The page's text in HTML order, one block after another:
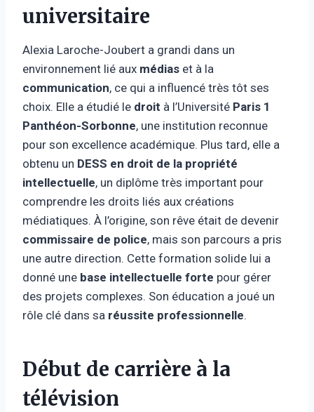
universitaire
Alexia Laroche-Joubert a grandi dans un
environnement lié aux médias et à la
communication, ce qui a influencé très tôt ses
choix. Elle a étudié le droit à l’Université Paris 1
Panthéon-Sorbonne, une institution reconnue
pour son excellence académique. Plus tard, elle a
obtenu un DESS en droit de la propriété
intellectuelle, un diplôme très important pour
comprendre les droits liés aux créations
médiatiques. À l’origine, son rêve était de devenir
commissaire de police, mais son parcours a pris
une autre direction. Cette formation solide lui a
donné une base intellectuelle forte pour gérer
des projets complexes. Son éducation a joué un
rôle clé dans sa réussite professionnelle.
Début de carrière à la
télévision